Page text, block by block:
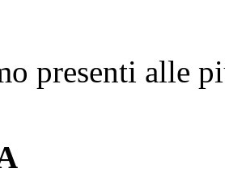
presenti alle